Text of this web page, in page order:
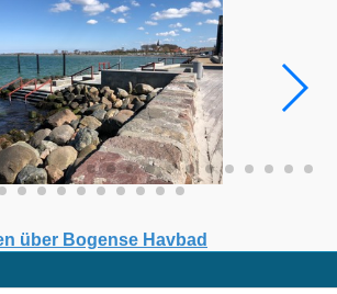
über Bogense Havbad